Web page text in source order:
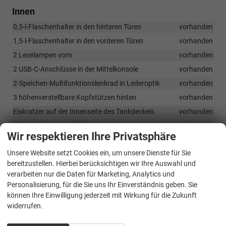
Innen
0,5-l-Flaschenhalter in den hinteren Türen
vorhanden
1,5-l-Flaschenhalter in den vorderen Türen
vorhanden
2 Leselampen vorn
vorhanden
2 USB-C-Anschlüsse in der Mittelkonsole
vorhanden
2-Speichen-Multifunktionslenkrad in Lederoptik
vorhanden
3 höhenverstellbare Kopfstützen hinten
vorhanden
Eiskratzer auf der Innenseite des Tankdeckels
vorhanden
Elektrische Fensterheber vorn
vorhanden
Fußmatten vorn und hinten
Geteilte Rücksitzbank 60/40
vorhanden
Höhenverstellbare 3-Punkt-Sicherheitsgurte vorn
vorhanden
Höhenverstellbarer Vordersitz
vorhanden
Klimaanlage
vorhanden
Mittelarmlehne vorn mit Jumbo-Box
Wir respektieren Ihre Privatsphäre
Unsere Website setzt Cookies ein, um unsere Dienste für Sie
bereitzustellen. Hierbei berücksichtigen wir Ihre Auswahl und
verarbeiten nur die Daten für Marketing, Analytics und
Personalisierung, für die Sie uns Ihr Einverständnis geben. Sie
können Ihre Einwilligung jederzeit mit Wirkung für die Zukunft
widerrufen.